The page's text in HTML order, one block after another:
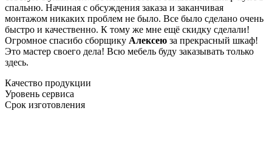
спальню. Начиная с обсуждения заказа и заканчивая
монтажом никаких проблем не было. Все было сделано очень
быстро и качественно. К тому же мне ещё скидку сделали!
Огромное спасибо сборщику Алексею за прекрасный шкаф!
Это мастер своего дела! Всю мебель буду заказывать только
здесь.
Качество продукции
Уровень сервиса
Срок изготовления